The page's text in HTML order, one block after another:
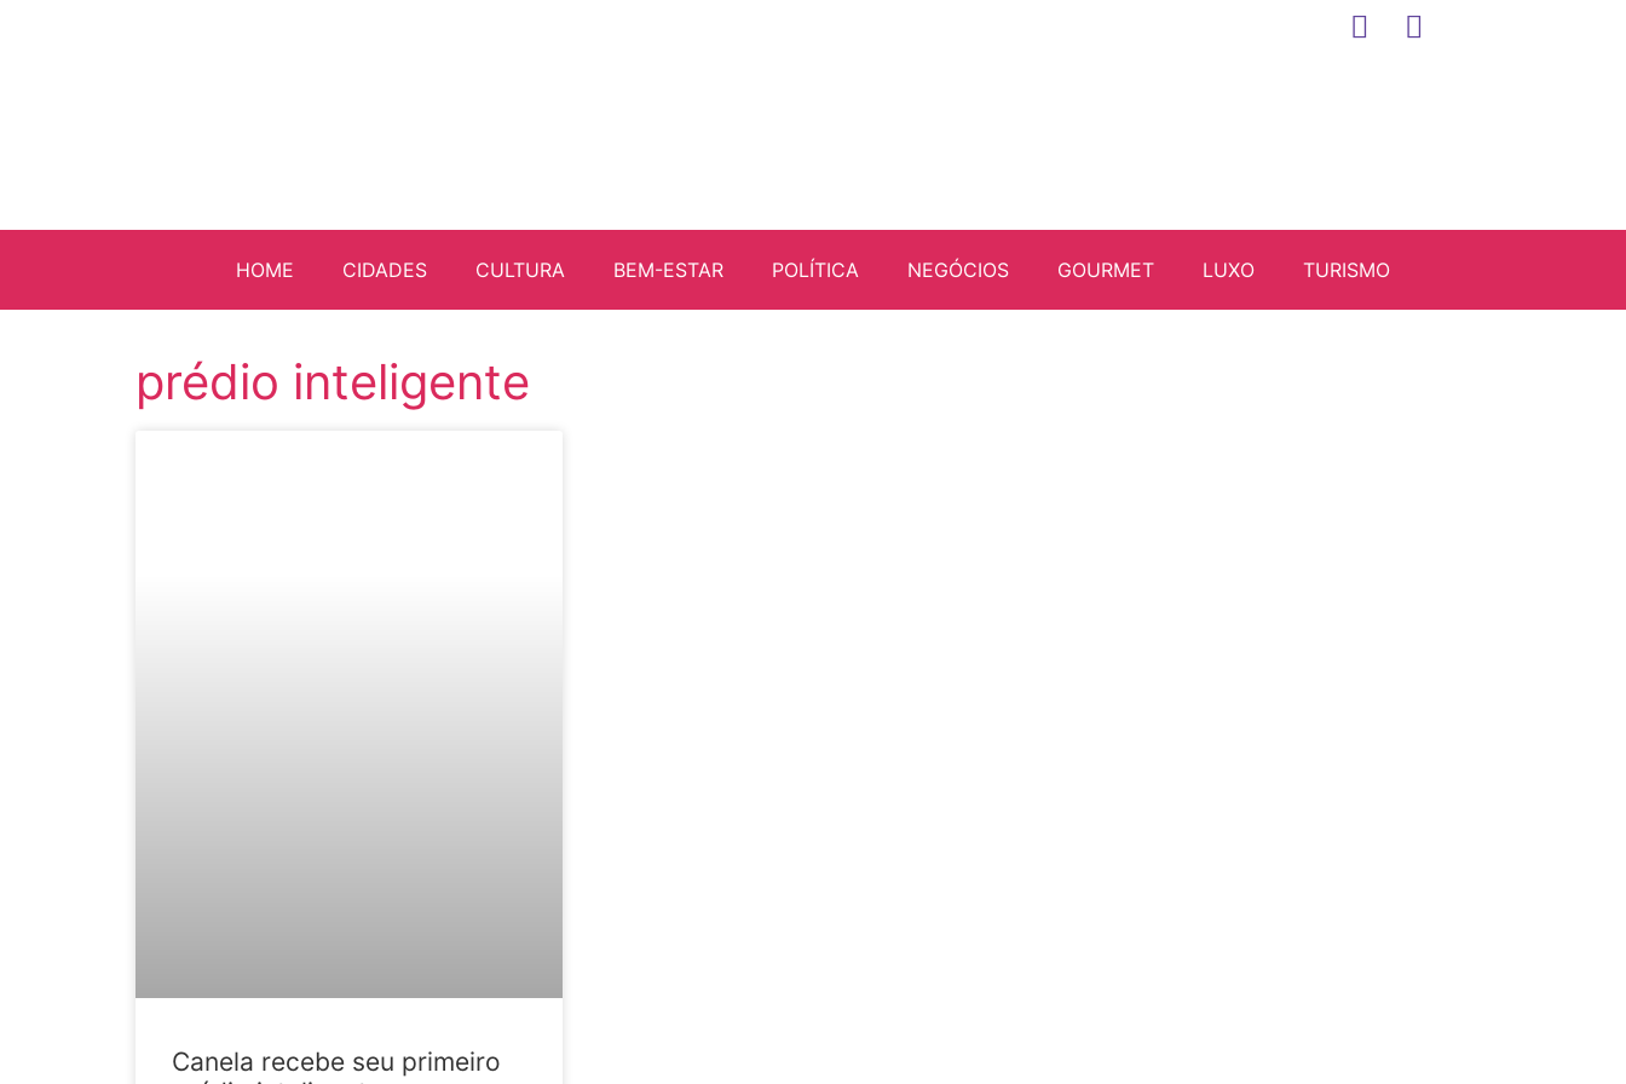
HOME CIDADES CULTURA BEM-ESTAR POLÍTICA NEGÓCIOS GOURMET LUXO TURISMO
prédio inteligente
Canela recebe seu primeiro